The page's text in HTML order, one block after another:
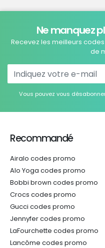
Ne manquez
Recevez les meilleurs
de
Vous pouvez vous
Recommandé
Airalo codes promo
Alo Yoga codes promo
Bobbi brown codes promo
Crocs codes promo
Gucci codes promo
Jennyfer codes promo
LaFourchette codes promo
Lancôme codes promo